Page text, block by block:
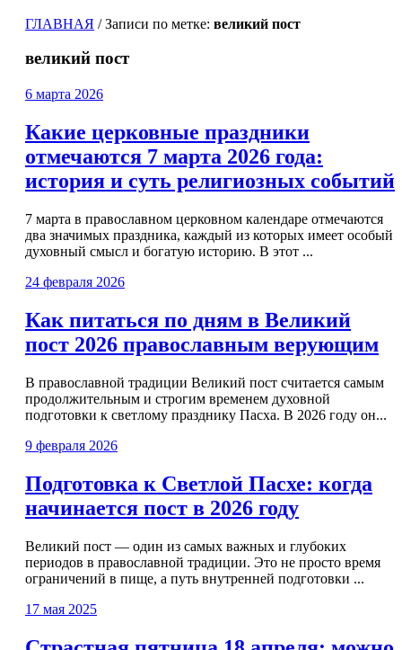
ГЛАВНАЯ /Записи по метке: великий пост
великий пост
6 марта 2026
Какие церковные праздники
отмечаются 7 марта 2026 года:
история и суть религиозных событий
7 марта в православном церковном календаре отмечаются
два значимых праздника, каждый из которых имеет особый
духовный смысл и богатую историю. В этот ...
24 февраля 2026
Как питаться по дням в Великий
пост 2026 православным верующим
В православной традиции Великий пост считается самым
продолжительным и строгим временем духовной
подготовки к светлому празднику Пасха. В 2026 году он...
9 февраля 2026
Подготовка к Светлой Пасхе: когда
начинается пост в 2026 году
Великий пост — один из самых важных и глубоких
периодов в православной традиции. Это не просто время
ограничений в пище, а путь внутренней подготовки ...
17 мая 2025